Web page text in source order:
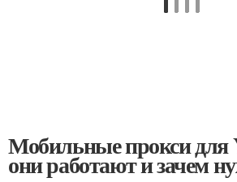
Мобильные прокси для
они работают и зачем